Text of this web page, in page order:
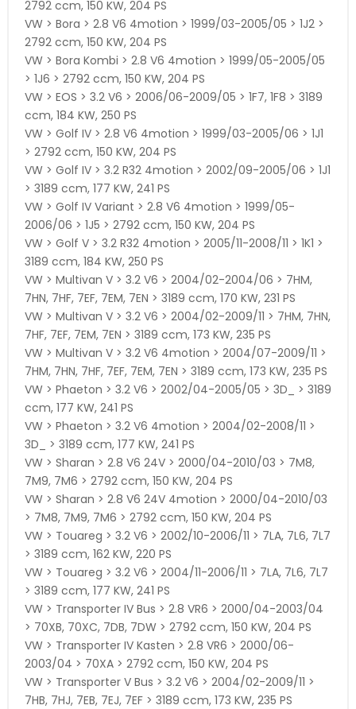
2792 ccm, 150 KW, 204 PS
VW > Bora > 2.8 V6 4motion > 1999/03-2005/05 > 1J2 >
2792 ccm, 150 KW, 204 PS
VW > Bora Kombi > 2.8 V6 4motion > 1999/05-2005/05
> 1J6 > 2792 ccm, 150 KW, 204 PS
VW > EOS > 3.2 V6 > 2006/06-2009/05 > 1F7, 1F8 > 3189
ccm, 184 KW, 250 PS
VW > Golf IV > 2.8 V6 4motion > 1999/03-2005/06 > 1J1
> 2792 ccm, 150 KW, 204 PS
VW > Golf IV > 3.2 R32 4motion > 2002/09-2005/06 > 1J1
> 3189 ccm, 177 KW, 241 PS
VW > Golf IV Variant > 2.8 V6 4motion > 1999/05-
2006/06 > 1J5 > 2792 ccm, 150 KW, 204 PS
VW > Golf V > 3.2 R32 4motion > 2005/11-2008/11 > 1K1 >
3189 ccm, 184 KW, 250 PS
VW > Multivan V > 3.2 V6 > 2004/02-2004/06 > 7HM,
7HN, 7HF, 7EF, 7EM, 7EN > 3189 ccm, 170 KW, 231 PS
VW > Multivan V > 3.2 V6 > 2004/02-2009/11 > 7HM, 7HN,
7HF, 7EF, 7EM, 7EN > 3189 ccm, 173 KW, 235 PS
VW > Multivan V > 3.2 V6 4motion > 2004/07-2009/11 >
7HM, 7HN, 7HF, 7EF, 7EM, 7EN > 3189 ccm, 173 KW, 235 PS
VW > Phaeton > 3.2 V6 > 2002/04-2005/05 > 3D_ > 3189
ccm, 177 KW, 241 PS
VW > Phaeton > 3.2 V6 4motion > 2004/02-2008/11 >
3D_ > 3189 ccm, 177 KW, 241 PS
VW > Sharan > 2.8 V6 24V > 2000/04-2010/03 > 7M8,
7M9, 7M6 > 2792 ccm, 150 KW, 204 PS
VW > Sharan > 2.8 V6 24V 4motion > 2000/04-2010/03
> 7M8, 7M9, 7M6 > 2792 ccm, 150 KW, 204 PS
VW > Touareg > 3.2 V6 > 2002/10-2006/11 > 7LA, 7L6, 7L7
> 3189 ccm, 162 KW, 220 PS
VW > Touareg > 3.2 V6 > 2004/11-2006/11 > 7LA, 7L6, 7L7
> 3189 ccm, 177 KW, 241 PS
VW > Transporter IV Bus > 2.8 VR6 > 2000/04-2003/04
> 70XB, 70XC, 7DB, 7DW > 2792 ccm, 150 KW, 204 PS
VW > Transporter IV Kasten > 2.8 VR6 > 2000/06-
2003/04 > 70XA > 2792 ccm, 150 KW, 204 PS
VW > Transporter V Bus > 3.2 V6 > 2004/02-2009/11 >
7HB, 7HJ, 7EB, 7EJ, 7EF > 3189 ccm, 173 KW, 235 PS